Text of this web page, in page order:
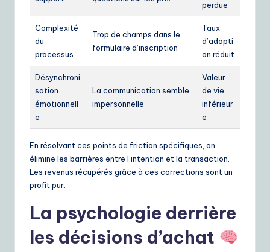
perdue
Complexité
du
processus
Trop de champs dans le
formulaire d’inscription
Taux
d’adopti
on réduit
Désynchroni
sation
émotionnell
e
La communication semble
impersonnelle
Valeur
de vie
inférieur
e
En résolvant ces points de friction spécifiques, on
élimine les barrières entre l’intention et la transaction.
Les revenus récupérés grâce à ces corrections sont un
profit pur.
La psychologie derrière
les décisions d’achat